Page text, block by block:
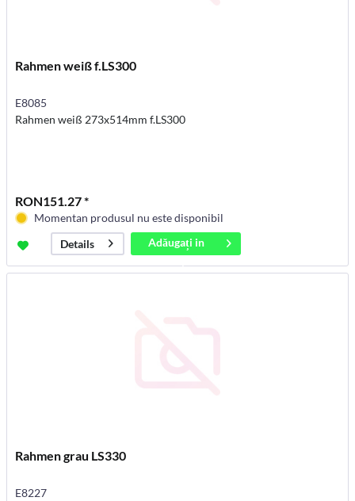
Rahmen weiß f.LS300
E8085
Rahmen weiß 273x514mm f.LS300
RON151.27 *
Momentan produsul nu este disponibil
Details
Adăugați in
coș
Rahmen grau LS330
E8227